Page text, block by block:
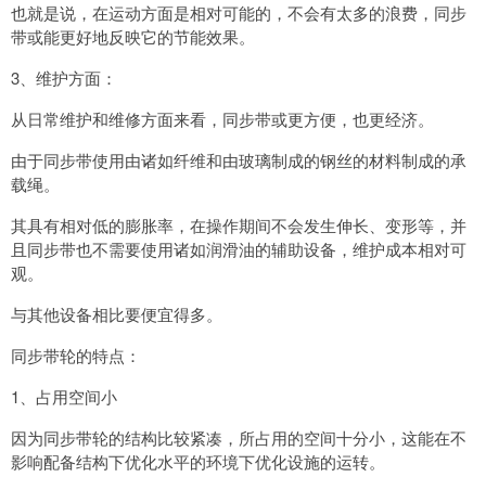
也就是说，在运动方面是相对可能的，不会有太多的浪费，同步
带或能更好地反映它的节能效果。
3、维护方面：
从日常维护和维修方面来看，同步带或更方便，也更经济。
由于同步带使用由诸如纤维和由玻璃制成的钢丝的材料制成的承
载绳。
其具有相对低的膨胀率，在操作期间不会发生伸长、变形等，并
且同步带也不需要使用诸如润滑油的辅助设备，维护成本相对可
观。
与其他设备相比要便宜得多。
同步带轮的特点：
1、占用空间小
因为同步带轮的结构比较紧凑，所占用的空间十分小，这能在不
影响配备结构下优化水平的环境下优化设施的运转。